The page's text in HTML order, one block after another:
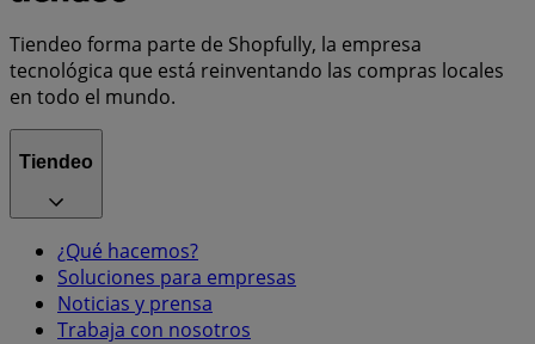
Tiendeo forma parte de Shopfully, la empresa
tecnológica que está reinventando las compras locales
en todo el mundo.
Tiendeo
¿Qué hacemos?
Soluciones para empresas
Noticias y prensa
Trabaja con nosotros